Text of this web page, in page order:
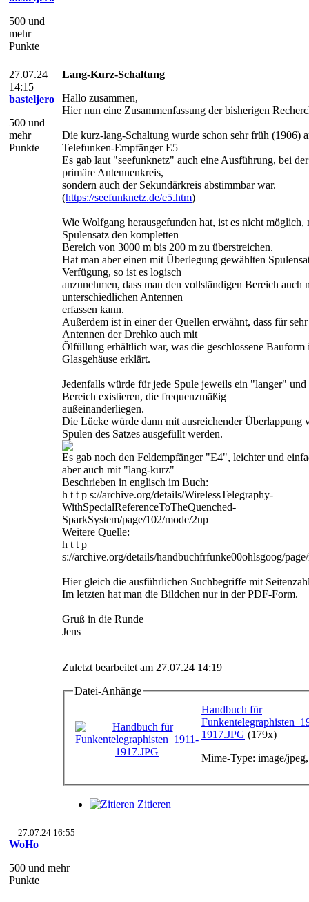
500 und
mehr
Punkte
27.07.24
14:15
basteljero
500 und
mehr
Punkte
Lang-Kurz-Schaltung
Hallo zusammen,
Hier nun eine Zusammenfassung der bisherigen
Die kurz-lang-Schaltung wurde schon sehr früh (1906)
Telefunken-Empfänger E5
Es gab laut "seefunknetz" auch eine Ausführung, bei
primäre Antennenkreis,
sondern auch der Sekundärkreis abstimmbar war.
(https://seefunknetz.de/e5.htm)
Wie Wolfgang herausgefunden hat, ist es nicht möglich,
Spulensatz den kompletten
Bereich von 3000 m bis 200 m zu überstreichen.
Hat man aber einen mit Überlegung gewählten
Verfügung, so ist es logisch
anzunehmen, dass man den vollständigen Bereich auch
unterschiedlichen Antennen
erfassen kann.
Außerdem ist in einer der Quellen erwähnt, dass für
Antennen der Drehko auch mit
Ölfüllung erhältlich war, was die geschlossene Bauform
Glasgehäuse erklärt.
Jedenfalls würde für jede Spule jeweils ein "langer"
Bereich existieren, die frequenzmäßig
außeinanderliegen.
Die Lücke würde dann mit ausreichender Überlappung
Spulen des Satzes ausgefüllt werden.
Es gab noch den Feldempfänger "E4", leichter und
aber auch mit "lang-kurz"
Beschrieben in englisch im Buch:
h t t p s://archive.org/details/WirelessTelegraphy-
WithSpecialReferenceToTheQuenched-
SparkSystem/page/102/mode/2up
Weitere Quelle:
h t t p
s://archive.org/details/handbuchfrfunke00ohlsgoog/
Hier gleich die ausführlichen Suchbegriffe mit
Im letzten hat man die Bildchen nur in der PDF-Form.
Gruß in die Runde
Jens
Zuletzt bearbeitet am 27.07.24 14:19
Datei-Anhänge
Handbuch für
1917.JPG (179x)
Mime-Type: image/
Zitieren
27.07.24 16:55
WoHo
500 und mehr
Punkte